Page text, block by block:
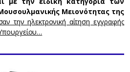
Μειονότητας της
την ηλεκτρονική αίτηση εγγραφής